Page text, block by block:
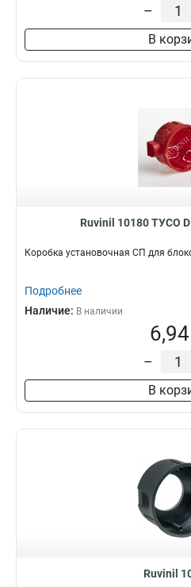
–
В
Ruvinil 10180 ТУСО
Коробка установочная СП для
Подробнее
Наличие: В наличии
–
В
Ruvinil